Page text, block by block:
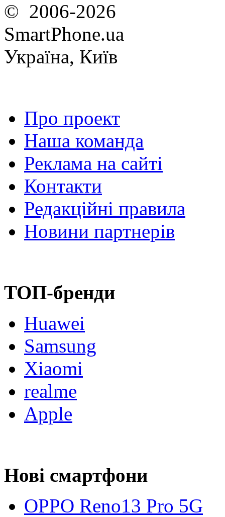
© 2006-2026
SmartPhone.ua
Україна, Київ
Про проект
Наша команда
Реклама на сайті
Контакти
Редакційні правила
Новини партнерів
ТОП-бренди
Huawei
Samsung
Xiaomi
realme
Apple
Нові смартфони
OPPO Reno13 Pro 5G